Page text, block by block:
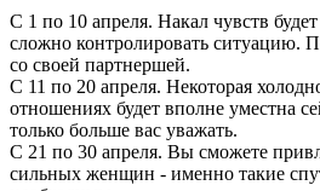
С 1 по 10 апреля. Накал чувств
сложно контролировать ситуацию.
со своей партнершей.
С 11 по 20 апреля. Некоторая
отношениях будет вполне уместна
только больше вас уважать.
С 21 по 30 апреля. Вы сможете
сильных женщин - именно такие